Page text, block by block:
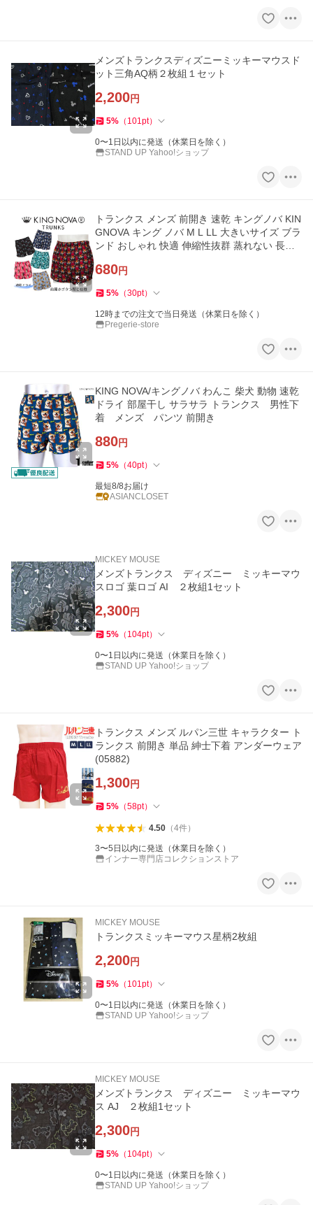
メンズトランクスディズニーミッキーマウスド
ット三角AQ柄２枚組１セット
2,200円
5% （ 101pt）
0〜1日以内に発送（休業日を除く）
STAND UP Yahoo!ショップ
トランクス メンズ 前開き 速乾 キングノバ KIN
GNOVA キング ノバ M L LL 大きいサイズ ブラ
ンド おしゃれ 快適 伸縮性抜群 蒸れない 長持
680円
5% （30pt）
12時までの注文で当日発送（休業日を除く）
Pregerie-store
KING NOVA/キングノバ わんこ 柴犬 動物 速乾
ドライ 部屋干し サラサラ トランクス 男性下
着 メンズ パンツ 前開き
880円
5% （40pt）
最短8/8お届け
ASIANCLOSET
MICKEY MOUSE
メンズトランクス ディズニー ミッキーマウ
スロゴ 葉ロゴ AI ２枚組1セット
2,300円
5% （ 104pt）
0〜1日以内に発送（休業日を除く）
STAND UP Yahoo!ショップ
トランクス メンズ ルパン三世 キャラクター ト
ランクス 前開き 単品 紳士下着 アンダーウェア
(05882)
1,300円
5% （58pt）
4.50（4件）
3〜5日以内に発送（休業日を除く）
インナー専門店コレクションストア
MICKEY MOUSE
トランクスミッキーマウス星柄2枚組
2,200円
5% （ 101pt）
0〜1日以内に発送（休業日を除く）
STAND UP Yahoo!ショップ
MICKEY MOUSE
メンズトランクス ディズニー ミッキーマウ
ス AJ ２枚組1セット
2,300円
5% （ 104pt）
0〜1日以内に発送（休業日を除く）
STAND UP Yahoo!ショップ